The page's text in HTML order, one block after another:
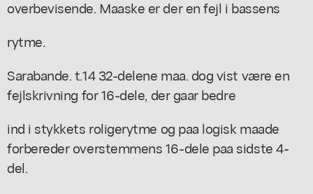
overbevisende. Maaske er der en fejl i bassens
rytme.
Sarabande. t.14 32-delene maa. dog vist være en
fejlskrivning for 16-dele, der gaar bedre
ind i stykkets roligerytme og paa logisk maade
forbereder overstemmens 16-dele paa sidste 4-
del.